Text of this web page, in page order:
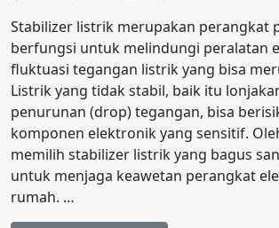
Stabilizer listrik merupakan perangkat
berfungsi untuk melindungi peralatan
fluktuasi tegangan listrik yang bisa
Listrik yang tidak stabil, baik itu
penurunan (drop) tegangan, bisa
komponen elektronik yang sensitif.
memilih stabilizer listrik yang bagus
untuk menjaga keawetan perangkat
rumah. …